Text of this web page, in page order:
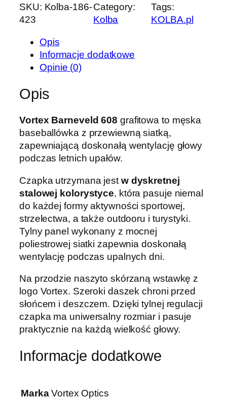
SKU: Kolba-186-
423
Category:
Kolba
Tags:
KOLBA.pl
Opis
Informacje dodatkowe
Opinie (0)
Opis
Vortex Barneveld 608 grafitowa to męska
baseballówka z przewiewną siatką,
zapewniającą doskonałą wentylację głowy
podczas letnich upałów.
Czapka utrzymana jest w dyskretnej
stalowej kolorystyce, która pasuje niemal
do każdej formy aktywności sportowej,
strzelectwa, a także outdooru i turystyki.
Tylny panel wykonany z mocnej
poliestrowej siatki zapewnia doskonałą
wentylację podczas upalnych dni.
Na przodzie naszyto skórzaną wstawkę z
logo Vortex. Szeroki daszek chroni przed
słońcem i deszczem. Dzięki tylnej regulacji
czapka ma uniwersalny rozmiar i pasuje
praktycznie na każdą wielkość głowy.
Informacje dodatkowe
Marka Vortex Optics